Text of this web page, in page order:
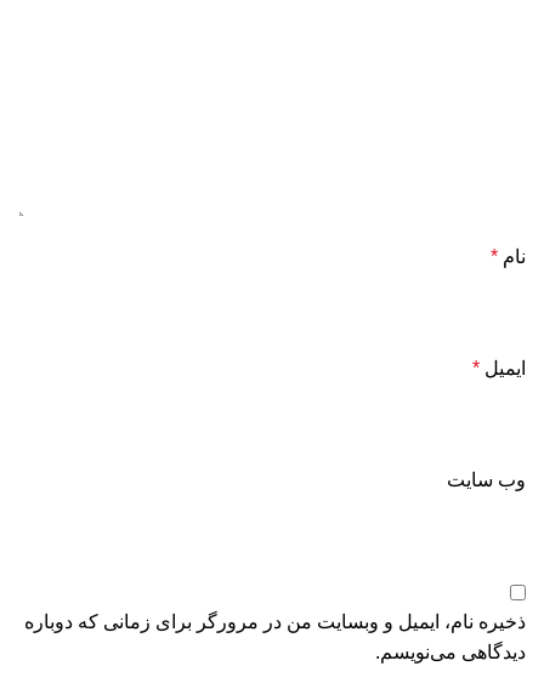
نام *
ایمیل *
وب‌ سایت
ذخیره نام، ایمیل و وبسایت من در مرورگر برای زمانی که دوباره
دیدگاهی می‌نویسم.